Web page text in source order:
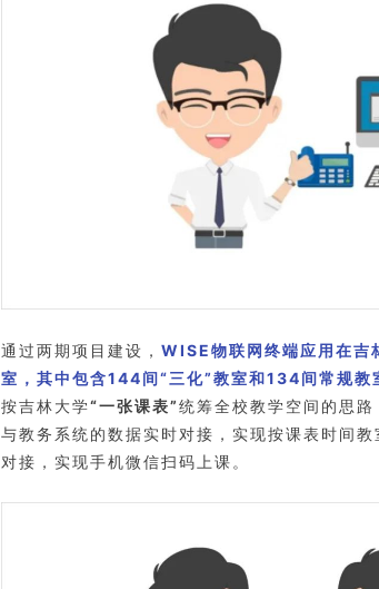
通过两期项目建设， WISE物联网终端应用在
室，其中包含144间“三化”教室和134间常规教
按吉林大学“一张课表”统筹全校教学空间的思路
与教务系统的数据实时对接，实现按课表时间
对接，实现手机微信扫码上课。